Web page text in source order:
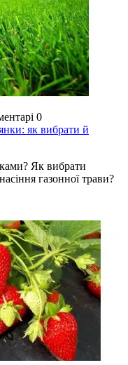
0
як вибрати й
Як вибрати
газонної трави?